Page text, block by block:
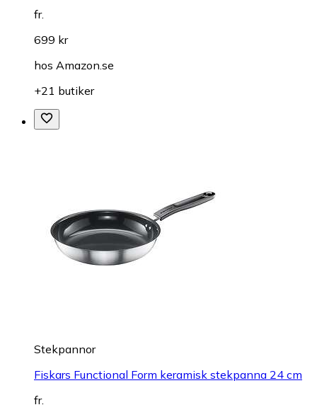
fr.
699 kr
hos Amazon.se
+21 butiker
Stekpannor
Fiskars Functional Form keramisk stekpanna 24 cm
fr.